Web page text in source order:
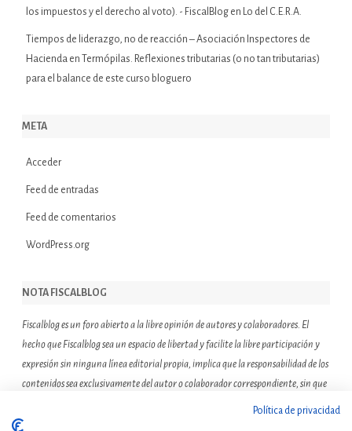
los impuestos y el derecho al voto). - FiscalBlog en Lo del C.E.R.A.
Tiempos de liderazgo, no de reacción – Asociación Inspectores de
Hacienda en
Termópilas. Reflexiones tributarias (o no tan tributarias)
para el balance de este curso bloguero
META
Acceder
Feed de entradas
Feed de comentarios
WordPress.org
NOTA FISCALBLOG
Fiscalblog es un foro abierto a la libre opinión de autores y colaboradores. El
hecho que Fiscalblog sea un espacio de libertad y facilite la libre participación y
expresión sin ninguna línea editorial propia, implica que la responsabilidad de los
contenidos sea exclusivamente del autor o colaborador correspondiente, sin que
ello suponga que el resto de miembros de la comunidad de Fiscalblog asuman o
compartan las reflexiones u opiniones expresadas.
Política de privacidad